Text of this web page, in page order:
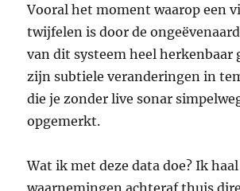
Vooral het moment waarop een
twijfelen is door de
van dit systeem heel herkenbaar
zijn subtiele veranderingen in
die je zonder live sonar
opgemerkt.
Wat ik met deze data doe? Ik
waarnemingen achteraf thuis